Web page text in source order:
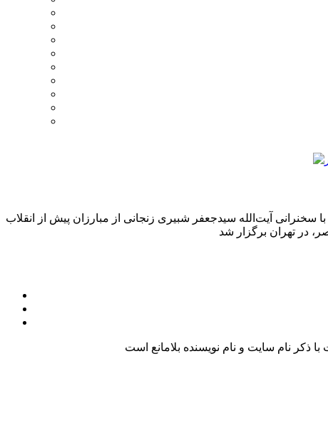
آیت‌الله سیدجعفر شبیری زنجانی از مبارزان پیش از انقلاب
نام سایت و نام نویسنده بلامانع است